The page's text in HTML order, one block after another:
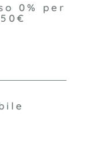
0% per